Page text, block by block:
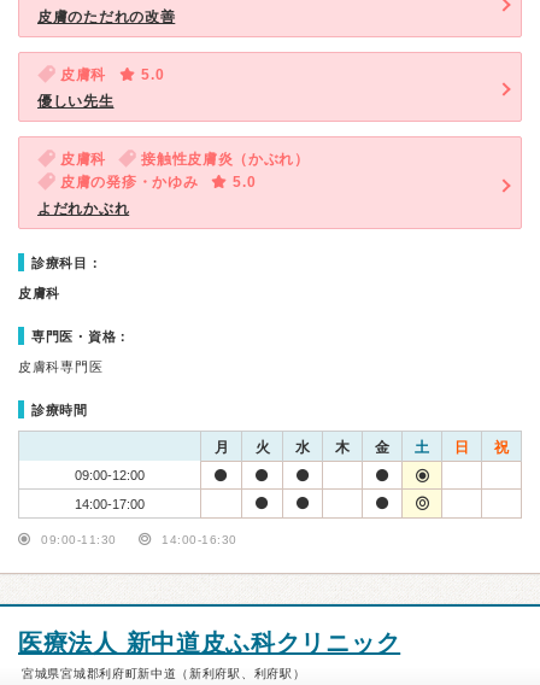
皮膚のただれの改善
皮膚科
5.0
優しい先生
皮膚科
接触性皮膚炎（かぶれ）
皮膚の発疹・かゆみ
5.0
よだれかぶれ
診療科目：
皮膚科
専門医・資格：
皮膚科専門医
診療時間
月 火 水 木 金 土 日 祝
09:00-12:00
14:00-17:00
09:00-11:30 14:00-16:30
医療法人 新中道皮ふ科クリニック
宮城県宮城郡利府町新中道（新利府駅、利府駅）